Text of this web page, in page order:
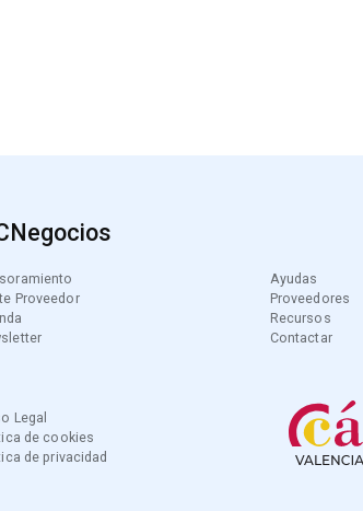
Ayudas
Proveedor
Proveedores
Recursos
Contactar
Legal
de cookies
de privacidad